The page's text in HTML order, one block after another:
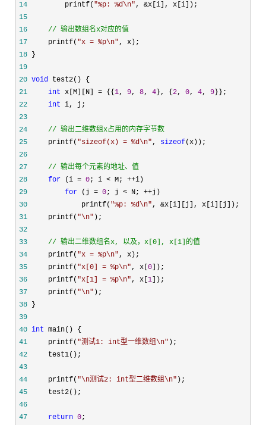
14
         printf(
"%p: %d\n", &
15
16
// 输出数组名x对应的值
17
     printf(
"x = %p\n"
18
19
20 void
21
int x[M][N] = {{ 1, 9, 8, 4 }, { 2, 0, 4, 9
22
int
23
24
// 输出二维数组x占用的内存字节数
25
     printf(
"sizeof(x) = %d\n", sizeof
26
27
// 输出每个元素的地址、值
28
for (i = 0; i < M; ++
29
for (j = 0; j < N; ++
30
             printf(
"%p: %d\n", &
31
     printf(
"\n"
32
33
// 输出二维数组名x, 以及，x[0], x[1]的值
34
     printf(
"x = %p\n"
35
     printf(
"x[0] = %p\n", x[ 0
36
     printf(
"x[1] = %p\n", x[ 1
37
     printf(
"\n"
38
39
40 int
41
     printf(
"测试1: int型一维数组\n"
42
43
44
     printf(
"\n测试2: int型二维数组\n"
45
46
47
return 0